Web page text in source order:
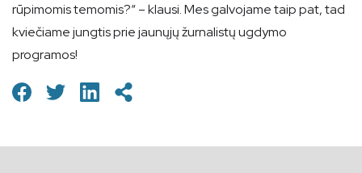
rūpimomis temomis?“ – klausi. Mes galvojame taip pat, tad
kviečiame jungtis prie jaunųjų žurnalistų ugdymo
programos!